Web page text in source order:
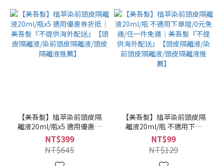
【美吾髮】植萃染前頭皮隔
離液20ml/瓶x5 適用優惠券
折抵｜美吾髮『不提供海外
配送』【頭皮隔離液/染前頭
皮隔離液/頭皮隔離液推薦】
NT$399
NT$645
【美吾髮】植萃染前頭皮隔
離液20ml/瓶 不適用下單
贈/0元免運/任一件免運｜美
吾髮『不提供海外配送』
【頭皮隔離液/染前頭皮隔離
液/頭皮隔離液推薦】
NT$99
NT$129